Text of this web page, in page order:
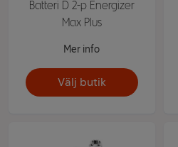
Batteri D 2-p Energizer
Max Plus
Mer info
Välj butik